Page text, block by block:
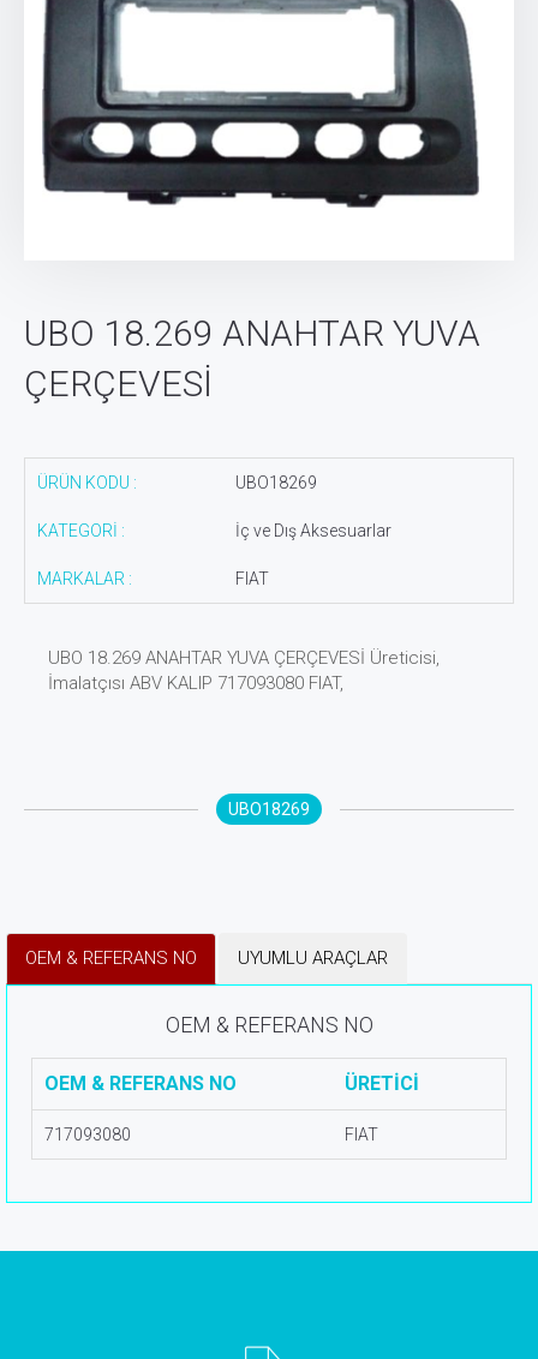
imalatçı, turbo
borusu, su
kollektörü,
manifold, yağ
kütüğü, su
UBO 18.269 ANAHTAR YUVA
ÇERÇEVESİ
ÜRÜN KODU : UBO18269
KATEGORİ : İç ve Dış Aksesuarlar
MARKALAR : FIAT
UBO 18.269 ANAHTAR YUVA ÇERÇEVESİ Üreticisi,
İmalatçısı ABV KALIP 717093080 FIAT,
UBO18269
OEM & REFERANS NO UYUMLU ARAÇLAR
OEM & REFERANS NO
OEM & REFERANS NO ÜRETİCİ
717093080 FIAT